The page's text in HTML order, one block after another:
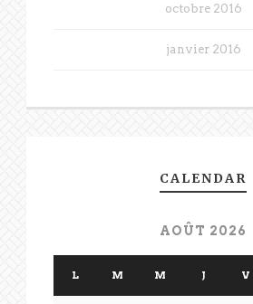
octobre 2016
janvier 2016
CALENDAR
AOÛT 2026
L M M J V